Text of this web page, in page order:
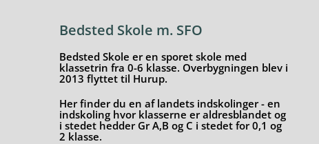
Bedsted Skole m. SFO
Bedsted Skole er en sporet skole med
klassetrin fra 0-6 klasse. Overbygningen blev i
2013 flyttet til Hurup.
Her finder du en af landets indskolinger - en
indskoling hvor klasserne er aldresblandet og
i stedet hedder Gr A,B og C i stedet for 0,1 og
2 klasse.